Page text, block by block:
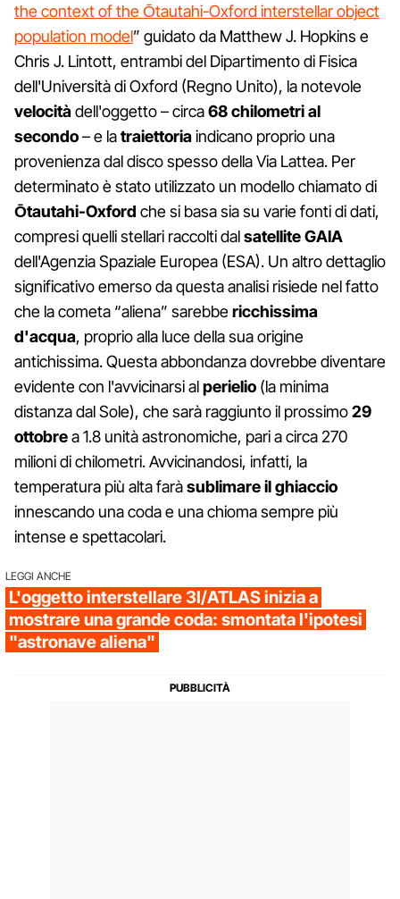
the context of the Ōtautahi-Oxford interstellar object
population model” guidato da Matthew J. Hopkins e
Chris J. Lintott, entrambi del Dipartimento di Fisica
dell'Università di Oxford (Regno Unito), la notevole
velocitàdell'oggetto – circa68 chilometri al
secondo– e latraiettoriaindicano proprio una
provenienza dal disco spesso della Via Lattea. Per
determinato è stato utilizzato un modello chiamato di
Ōtautahi-Oxford che si basa sia su varie fonti di dati,
compresi quelli stellari raccolti dalsatellite GAIA
dell'Agenzia Spaziale Europea (ESA). Un altro dettaglio
significativo emerso da questa analisi risiede nel fatto
che la cometa “aliena” sarebbericchissima
d'acqua, proprio alla luce della sua origine
antichissima. Questa abbondanza dovrebbe diventare
evidente con l'avvicinarsi alperielio (la minima
distanza dal Sole), che sarà raggiunto il prossimo29
ottobrea 1.8 unità astronomiche, pari a circa 270
milioni di chilometri. Avvicinandosi, infatti, la
temperatura più alta faràsublimare il ghiaccio
innescando una coda e una chioma sempre più
intense e spettacolari.
LEGGI ANCHE
L'oggetto interstellare 3I/ATLAS inizia a
mostrare una grande coda: smontata l'ipotesi
"astronave aliena"